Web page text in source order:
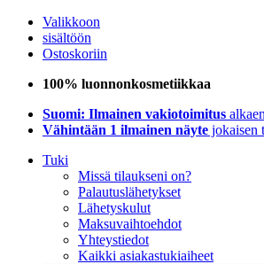
Valikkoon
sisältöön
Ostoskoriin
100% luonnonkosmetiikkaa
Suomi: Ilmainen vakiotoimitus
Vähintään 1 ilmainen näyte jokaisen
Tuki
Missä tilaukseni on?
Palautuslähetykset
Lähetyskulut
Maksuvaihtoehdot
Yhteystiedot
Kaikki asiakastukiaiheet